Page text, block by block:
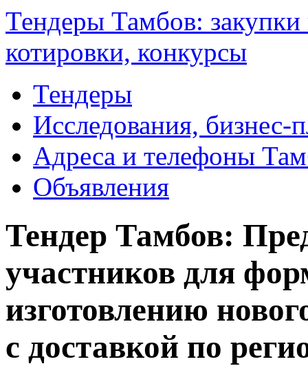
Тендеры Тамбов:
котировки, конкурсы
Тендеры
Исследования, бизнес-
Адреса и телефоны
Объявления
Тендер Тамбов:
участников для
изготовлению
с доставкой по